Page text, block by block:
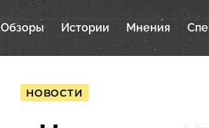
Обзоры Истории Мнения
НОВОСТИ